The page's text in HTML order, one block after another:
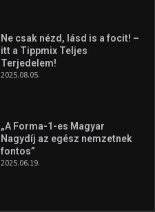
Ne csak nézd, lásd is a focit! –
itt a Tippmix Teljes
Terjedelem!
2025.08.05.
„A Forma-1-es Magyar
Nagydíj az egész nemzetnek
fontos”
2025.06.19.